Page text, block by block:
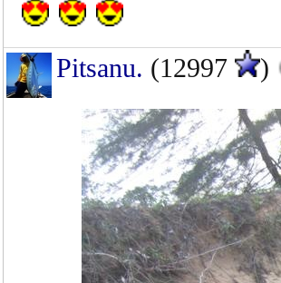
Pitsanu. (12997 )